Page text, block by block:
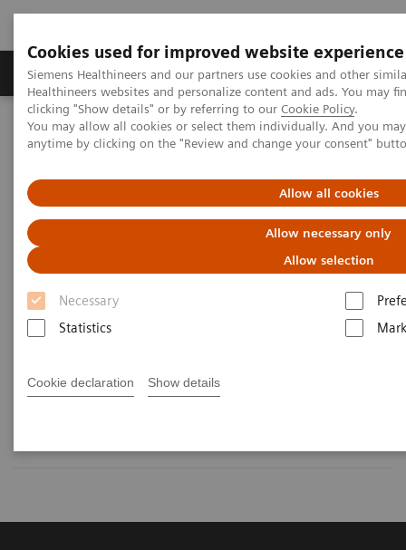
Cookies used for improved website experience
Siemens Healthineers and our partners use cookies and other
Healthineers websites and personalize content and ads. You may
clicking "Show details" or by referring to our Cookie Policy.
You may allow all cookies or select them individually. And you
anytime by clicking on the "Review and change your consent"
Allow all cookies
Allow necessary only
Allow selection
Necessary
Statistics
Cookie declaration Show details
Produkter og løsninger Support og
Hjem Point-of-Care Testing Point of Care Clinical Education
Point of Care Clinical Education
point of care